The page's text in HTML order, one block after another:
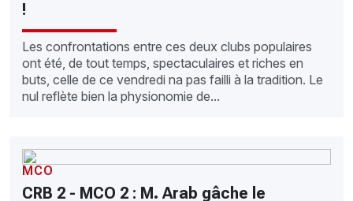
!
Les confrontations entre ces deux clubs populaires
ont été, de tout temps, spectaculaires et riches en
buts, celle de ce vendredi na pas failli à la tradition. Le
nul reflète bien la physionomie de...
MCO
CRB 2 - MCO 2 : M. Arab gâche le